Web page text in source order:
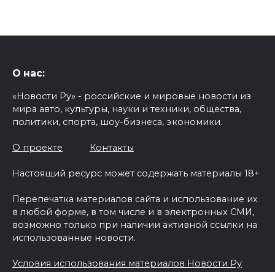
О нас:
«Новости Ру» - российские и мировые новости из
мира авто, культуры, науки и техники, общества,
политики, спорта, шоу-бизнеса, экономики.
О проекте Контакты
Настоящий ресурс может содержать материалы 18+
Перепечатка материалов сайта и использование их
в любой форме, в том числе и в электронных СМИ,
возможно только при наличии активной ссылки на
использованные новости.
Условия использования материалов Новости Ру